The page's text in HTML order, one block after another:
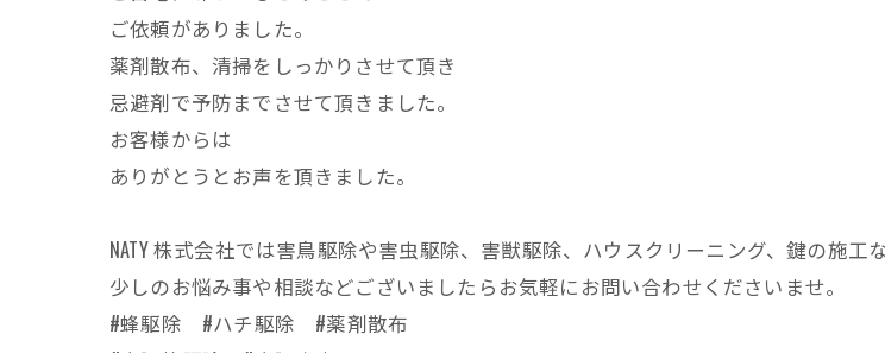
ご依頼がありました。
薬剤散布、清掃をしっかりさせて頂き
忌避剤で予防までさせて頂きました。
お客様からは
ありがとうとお声を頂きました。
NATY 株式会社では害鳥駆除や害虫駆除、害獣駆除、ハウスクリーニング、鍵の施工
少しのお悩み事や相談などございましたらお気軽にお問い合わせくださいませ。
#蜂駆除 #ハチ駆除 #薬剤散布